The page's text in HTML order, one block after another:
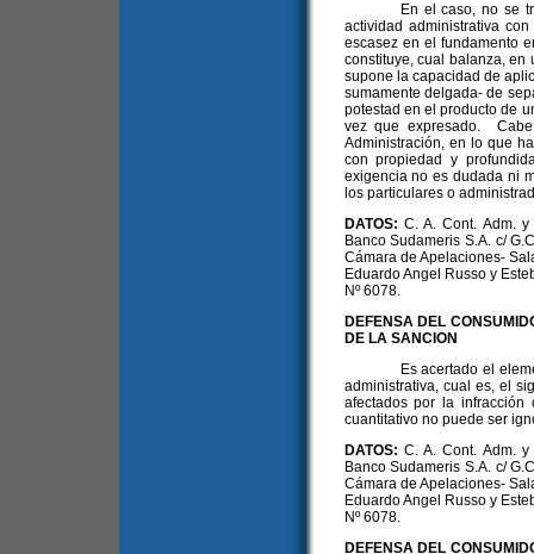
En el caso, no se
actividad administrativa
escasez en el fundamento
constituye, cual balanza,
supone la capacidad de
sumamente delgada- de
potestad en el producto de
vez que expresado.
Administración, en lo que
con propiedad y
exigencia no es dudada ni
los particulares o
DATOS: C. A. Cont. Adm.
Banco Sudameris S.A. c/
Cámara de Apelaciones-
Eduardo Angel Russo y
Nº 6078.
DEFENSA DEL
DE LA SANCION
Es acertado el
administrativa, cual es, el
afectados por la
cuantitativo no puede ser
DATOS: C. A. Cont. Adm.
Banco Sudameris S.A. c/
Cámara de Apelaciones-
Eduardo Angel Russo y
Nº 6078.
DEFENSA DEL